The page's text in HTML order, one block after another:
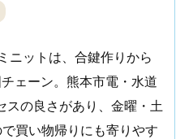
ニットは、合鍵作りから
ェーン。熊本市電・水道
スの良さがあり、金曜・土
買い物帰りにも寄りやす